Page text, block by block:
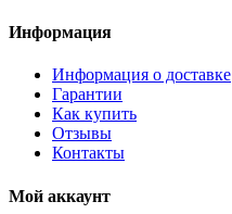
Информация
Информация о доставке
Гарантии
Как купить
Отзывы
Контакты
Мой аккаунт